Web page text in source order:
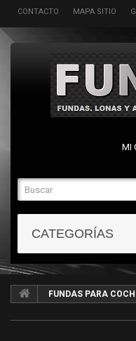
CONTACTO MAPA SITIO
MI
CATEGORÍAS
FUNDAS PARA